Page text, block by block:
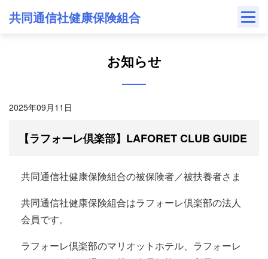
共同通信社健康保険組合
お知らせ
2025年09月11日
【ラフォーレ倶楽部】LAFORET CLUB GUIDE
共同通信社健康保険組合の被保険者／被扶養者さま
共同通信社健康保険組合はラフォーレ倶楽部の法人
会員です。
ラフォーレ倶楽部のマリオットホテル、ラフォーレ